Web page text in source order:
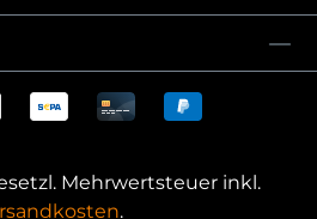
Mehrwertsteuer inkl.
.